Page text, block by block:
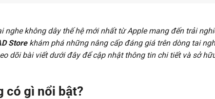
nghe không dây thế hệ mới nhất từ Apple mang đến trải
Storekhám phá những nâng cấp đáng giá trên dòng tai
dõi bài viết dưới đây để cập nhật thông tin chi tiết và sở
có gì nổi bật?